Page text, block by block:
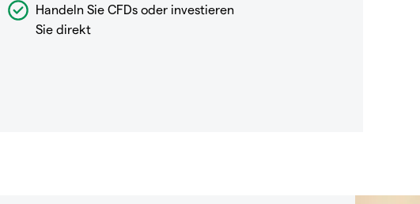
Handeln Sie CFDs oder investieren
Sie direkt